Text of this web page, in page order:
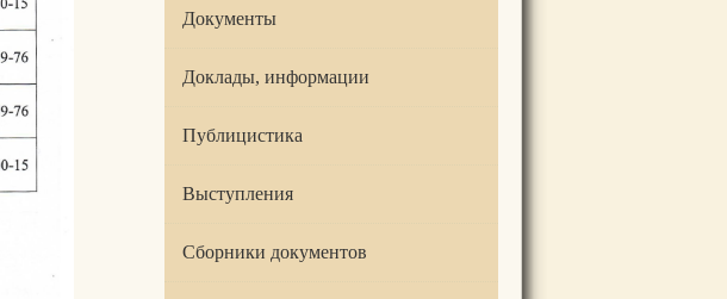
Документы
Доклады, информации
Публицистика
Выступления
Сборники документов